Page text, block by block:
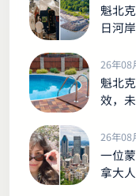
魁北
日河
26年08
魁北
效，
26年08
一位
拿大